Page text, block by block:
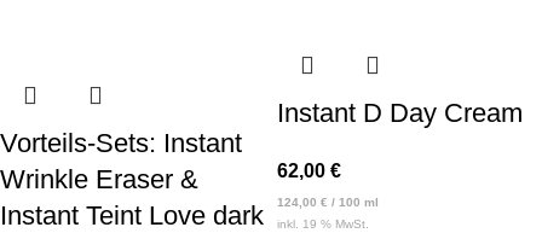
Vorteils-Sets: Instant
Wrinkle Eraser &
Instant Teint Love dark
Instant D Day Cream
62,00 €
124,00 € / 100 ml
inkl. 19 % MwSt.